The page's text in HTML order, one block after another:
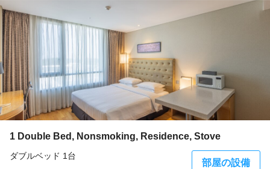
1 Double Bed, Nonsmoking, Residence, Stove
ダブルベッド 1台
部屋の設備